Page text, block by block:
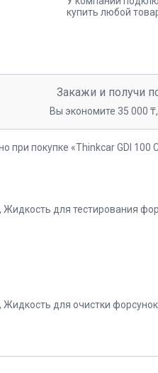
купить любой
Закажи и получи
Вы экономите 35 000
при покупке «Thinkcar GDI
Жидкость для тестирования
Жидкость для очистки